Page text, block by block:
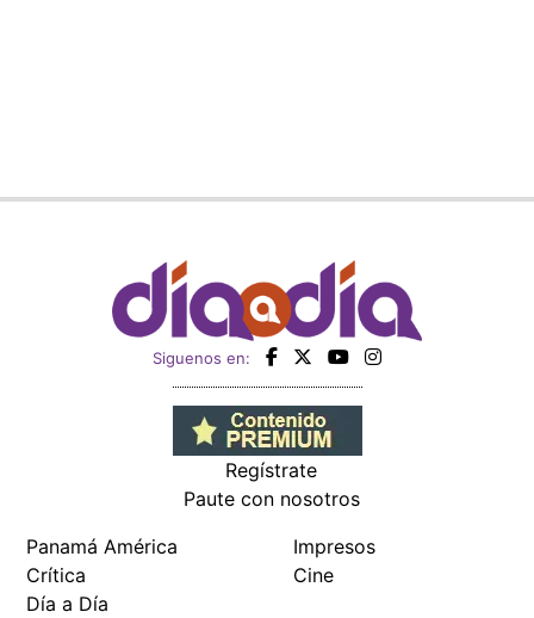
Siguenos en:
Regístrate
Paute con nosotros
Panamá América
Crítica
Día a Día
Impresos
Cine